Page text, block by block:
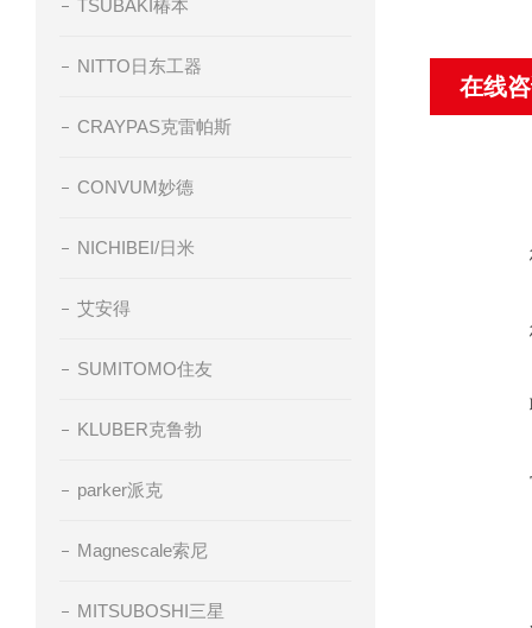
TSUBAKI椿本
NITTO日东工器
CRAYPAS克雷帕斯
CONVUM妙德
NICHIBEI/日米
艾安得
SUMITOMO住友
KLUBER克鲁勃
parker派克
Magnescale索尼
MITSUBOSHI三星
在线